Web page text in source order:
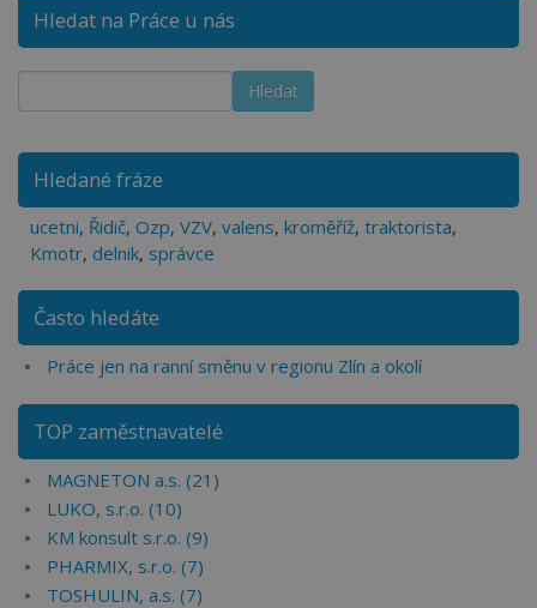
Hledat na Práce u nás
Hledané fráze
ucetni, Řidič, Ozp, VZV, valens, kroměříž, traktorista,
Kmotr, delnik, správce
Často hledáte
Práce jen na ranní směnu v regionu Zlín a okolí
TOP zaměstnavatelé
MAGNETON a.s. (21)
LUKO, s.r.o. (10)
KM konsult s.r.o. (9)
PHARMIX, s.r.o. (7)
TOSHULIN, a.s. (7)